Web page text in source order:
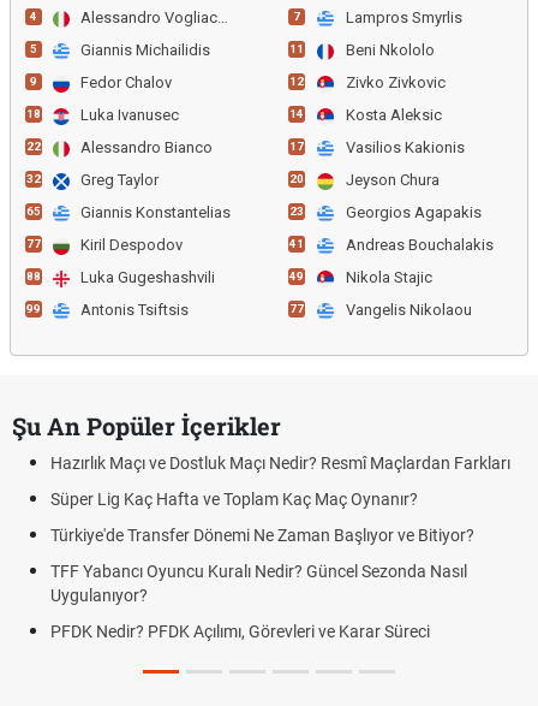
4 Alessandro Vogliacco
5 Giannis Michailidis
9 Fedor Chalov
18 Luka Ivanusec
22 Alessandro Bianco
32 Greg Taylor
65 Giannis Konstantelias
77 Kiril Despodov
88 Luka Gugeshashvili
99 Antonis Tsiftsis
7 Lampros Smyrlis
11 Beni Nkololo
12 Zivko Zivkovic
14 Kosta Aleksic
17 Vasilios Kakionis
20 Jeyson Chura
23 Georgios Agapakis
41 Andreas Bouchalakis
49 Nikola Stajic
77 Vangelis Nikolaou
Şu An Popüler İçerikler
Hazırlık Maçı ve Dostluk Maçı Nedir? Resmî Maçlardan Farkları
Süper Lig Kaç Hafta ve Toplam Kaç Maç Oynanır?
Türkiye'de Transfer Dönemi Ne Zaman Başlıyor ve Bitiyor?
TFF Yabancı Oyuncu Kuralı Nedir? Güncel Sezonda Nasıl
Uygulanıyor?
PFDK Nedir? PFDK Açılımı, Görevleri ve Karar Süreci